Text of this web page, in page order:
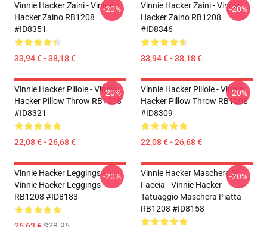
Vinnie Hacker Zaini - Vinnie
Hacker Zaino RB1208
#ID8351
33,94 € - 38,18 €
-20%
Vinnie Hacker Zaini - Vinnie
Hacker Zaino RB1208
#ID8346
33,94 € - 38,18 €
-20%
Vinnie Hacker Pillole - Vinnie
Hacker Pillow Throw RB1208
#ID8321
22,08 € - 26,68 €
-20%
Vinnie Hacker Pillole - Vinnie
Hacker Pillow Throw RB1208
#ID8309
22,08 € - 26,68 €
-20%
Vinnie Hacker Leggings -
Vinnie Hacker Leggings
RB1208 #ID8183
-20%
Vinnie Hacker Maschere Di
Faccia - Vinnie Hacker
Tatuaggio Maschera Piatta
RB1208 #ID8158
-20%